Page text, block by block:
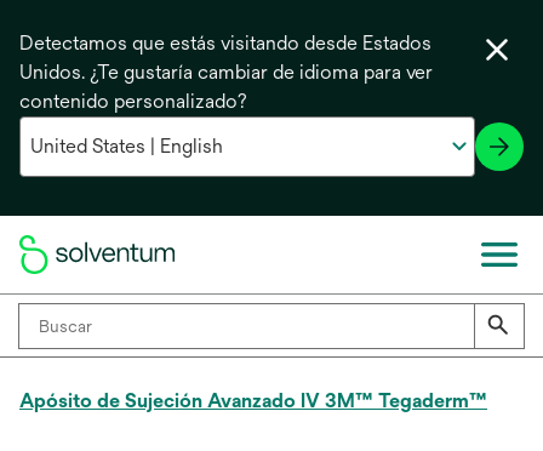
Detectamos que estás visitando desde Estados
Unidos. ¿Te gustaría cambiar de idioma para ver
contenido personalizado?
Apósito de Sujeción Avanzado IV 3M™ Tegaderm™